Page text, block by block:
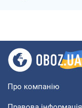
Про компанію